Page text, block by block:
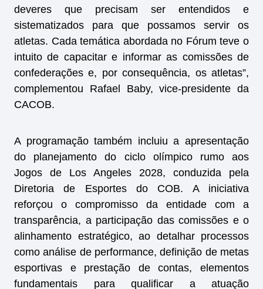
deveres que precisam ser entendidos e
sistematizados para que possamos servir os
atletas. Cada temática abordada no Fórum teve o
intuito de capacitar e informar as comissões de
confederações e, por consequência, os atletas”,
complementou Rafael Baby, vice-presidente da
CACOB.
A programação também incluiu a apresentação
do planejamento do ciclo olímpico rumo aos
Jogos de Los Angeles 2028, conduzida pela
Diretoria de Esportes do COB. A iniciativa
reforçou o compromisso da entidade com a
transparência, a participação das comissões e o
alinhamento estratégico, ao detalhar processos
como análise de performance, definição de metas
esportivas e prestação de contas, elementos
fundamentais para qualificar a atuação